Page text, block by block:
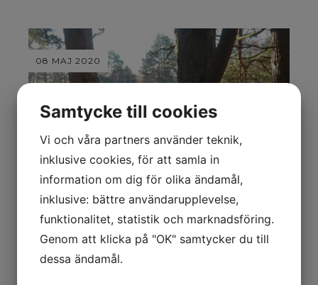
08 MAJ 2020
Samtycke till cookies
Vi och våra partners använder teknik,
inklusive cookies, för att samla in
information om dig för olika ändamål,
inklusive: bättre användarupplevelse,
funktionalitet, statistik och marknadsföring.
Genom att klicka på "OK" samtycker du till
dessa ändamål.